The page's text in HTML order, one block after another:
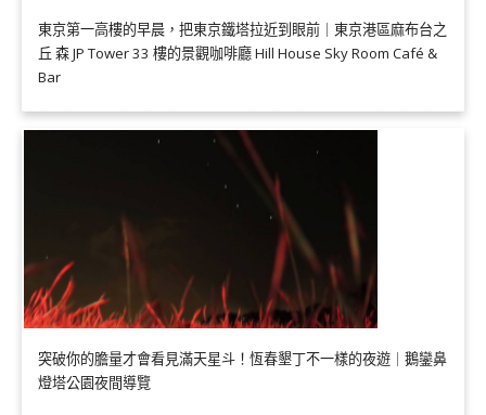
東京第一高樓的早晨，把東京鐵塔拉近到眼前｜東京港區麻布台之
丘 森 JP Tower 33 樓的景觀咖啡廳 Hill House Sky Room Café &
Bar
突破你的膽量才會看見滿天星斗！恆春墾丁不一樣的夜遊｜鵝鑾鼻
燈塔公園夜間導覽